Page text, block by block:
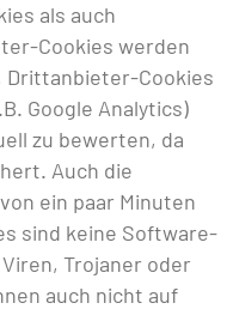
als auch
Cookies werden
Cookies
Google Analytics)
zu bewerten, da
Auch die
ein paar Minuten
sind keine Software-
Trojaner oder
auch nicht auf